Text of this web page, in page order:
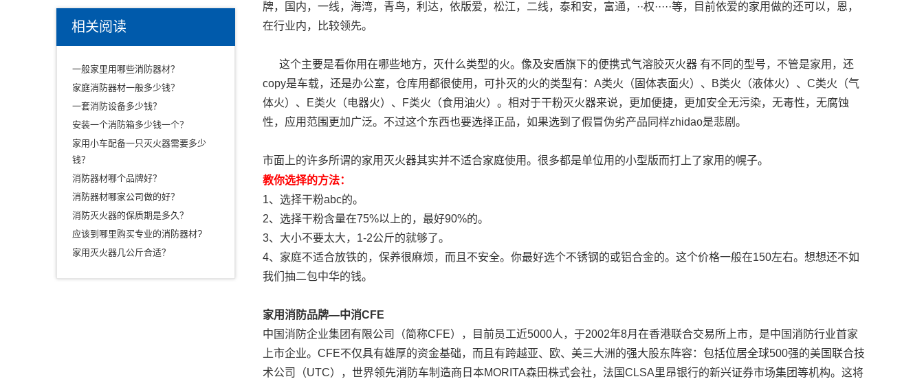
相关阅读
一般家里用哪些消防器材？
家庭消防器材一般多少钱？
一套消防设备多少钱？
安装一个消防箱多少钱一个？
家用小车配备一只灭火器需要多少
钱？
消防器材哪个品牌好？
消防器材哪家公司做的好？
消防灭火器的保质期是多久？
应该到哪里购买专业的消防器材?
家用灭火器几公斤合适？
牌，国内，一线，海湾，青鸟，利达，依版爱，松江，二线，泰和安，富通，··权·····等，目前依爱的家用做的还可以，恩，
在行业内，比较领先。
这个主要是看你用在哪些地方，灭什么类型的火。像及安盾旗下的便携式气溶胶灭火器 有不同的型号，不管是家用，还
copy是车载，还是办公室，仓库用都很使用，可扑灭的火的类型有：A类火（固体表面火）、B类火（液体火）、C类火（气
体火）、E类火（电器火）、F类火（食用油火）。相对于干粉灭火器来说，更加便捷，更加安全无污染，无毒性，无腐蚀
性，应用范围更加广泛。不过这个东西也要选择正品，如果选到了假冒伪劣产品同样zhidao是悲剧。
市面上的许多所谓的家用灭火器其实并不适合家庭使用。很多都是单位用的小型版而打上了家用的幌子。
教你选择的方法：
1、选择干粉abc的。
2、选择干粉含量在75%以上的，最好90%的。
3、大小不要太大，1-2公斤的就够了。
4、家庭不适合放铁的，保养很麻烦，而且不安全。你最好选个不锈钢的或铝合金的。这个价格一般在150左右。想想还不如
我们抽二包中华的钱。
家用消防品牌—中消CFE
中国消防企业集团有限公司（简称CFE），目前员工近5000人，于2002年8月在香港联合交易所上市，是中国消防行业首家
上市企业。CFE不仅具有雄厚的资金基础，而且有跨越亚、欧、美三大洲的强大股东阵容：包括位居全球500强的美国联合技
术公司（UTC），世界领先消防车制造商日本MORITA森田株式会社，法国CLSA里昂银行的新兴证券市场集团等机构。这将